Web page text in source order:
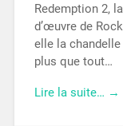
Redemption 2,
d’œuvre de
elle la
plus que tout…
Lire la suite… →